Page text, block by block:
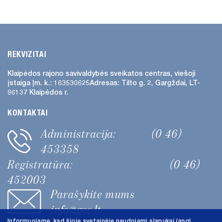
Psichikos sveikatos centras
Ambulatorijos
Medicinos punktai
KONTAKTAI
Administracija
Gydytojų darbo laikas
Psichikos sveikatos centras
STRUKTŪRA
REKVIZITAI
Klaipėdos rajono savivaldybės sveikatos centras, viešoji
įstaigaĮm. k.: 163530625Adresas: Tilto g. 2, Gargždai, LT-
96137 Klaipėdos r.
KONTAKTAI
Administracija:
(0 46)
453358
Registratūra: (0 46)
452003
Parašykite mums
info@gsc.lt